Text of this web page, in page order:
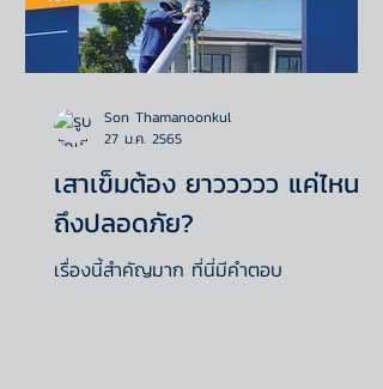
เสาเข็มต้อง ยาววววว แค่ไหน
ถึงปลอดภัย?
เรื่องนี้สำคัญมาก ที่นี่มีคำตอบ
Son Thamanoonkul
27 ม.ค. 2565